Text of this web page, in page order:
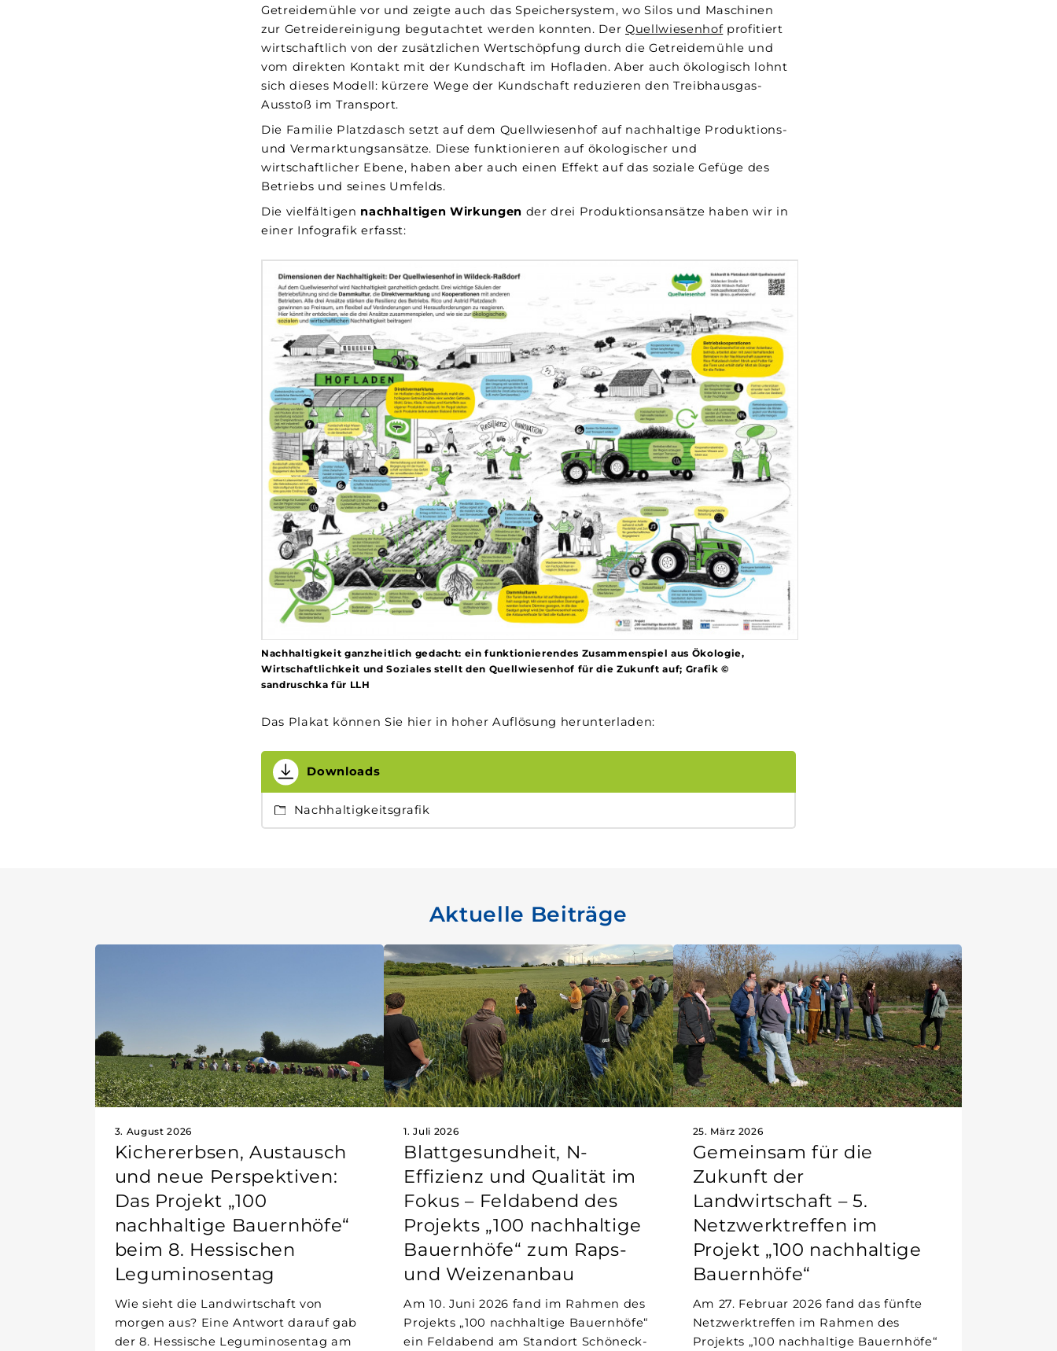
Getreidemühle vor und zeigte auch das Speichersystem, wo Silos und Maschinen
zur Getreidereinigung begutachtet werden konnten. Der Quellwiesenhofprofitiert
wirtschaftlich von der zusätzlichen Wertschöpfung durch die Getreidemühle und
vom direkten Kontakt mit der Kundschaft im Hofladen. Aber auch ökologisch lohnt
sich dieses Modell: kürzere Wege der Kundschaft reduzieren den Treibhausgas-
Ausstoß im Transport.
Die Familie Platzdasch setzt auf dem Quellwiesenhof auf nachhaltige Produktions-
und Vermarktungsansätze. Diese funktionieren auf ökologischer und
wirtschaftlicher Ebene, haben aber auch einen Effekt auf das soziale Gefüge des
Betriebs und seines Umfelds.
Die vielfältigen nachhaltigen Wirkungen der drei Produktionsansätze haben wir in
einer Infografik erfasst:
Nachhaltigkeit ganzheitlich gedacht: ein funktionierendes Zusammenspiel aus Ökologie,
Wirtschaftlichkeit und Soziales stellt den Quellwiesenhof für die Zukunft auf; Grafik ©
sandruschka für LLH
Das Plakat können Sie hier in hoher Auflösung herunterladen:
Downloads
Nachhaltigkeitsgrafik
Aktuelle Beiträge
3. August 2026
Kichererbsen, Austausch
und neue Perspektiven:
Das Projekt „100
nachhaltige Bauernhöfe“
beim 8. Hessischen
Leguminosentag
Wie sieht die Landwirtschaft von
morgen aus? Eine Antwort darauf gab
der 8. Hessische Leguminosentag am
1. Juli 2026
Blattgesundheit, N-
Effizienz und Qualität im
Fokus – Feldabend des
Projekts „100 nachhaltige
Bauernhöfe“ zum Raps-
und Weizenanbau
Am 10. Juni 2026 fand im Rahmen des
Projekts „100 nachhaltige Bauernhöfe“
ein Feldabend am Standort Schöneck-
25. März 2026
Gemeinsam für die
Zukunft der
Landwirtschaft – 5.
Netzwerktreffen im
Projekt „100 nachhaltige
Bauernhöfe“
Am 27. Februar 2026 fand das fünfte
Netzwerktreffen im Rahmen des
Projekts „100 nachhaltige Bauernhöfe“